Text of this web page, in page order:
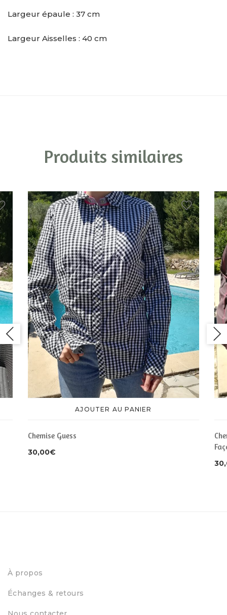
Largeur épaule : 37 cm
Largeur Aisselles : 40 cm
Produits similaires
AJOUTER AU PANIER
Chemise Guess
30,00€
À propos
Échanges & retours